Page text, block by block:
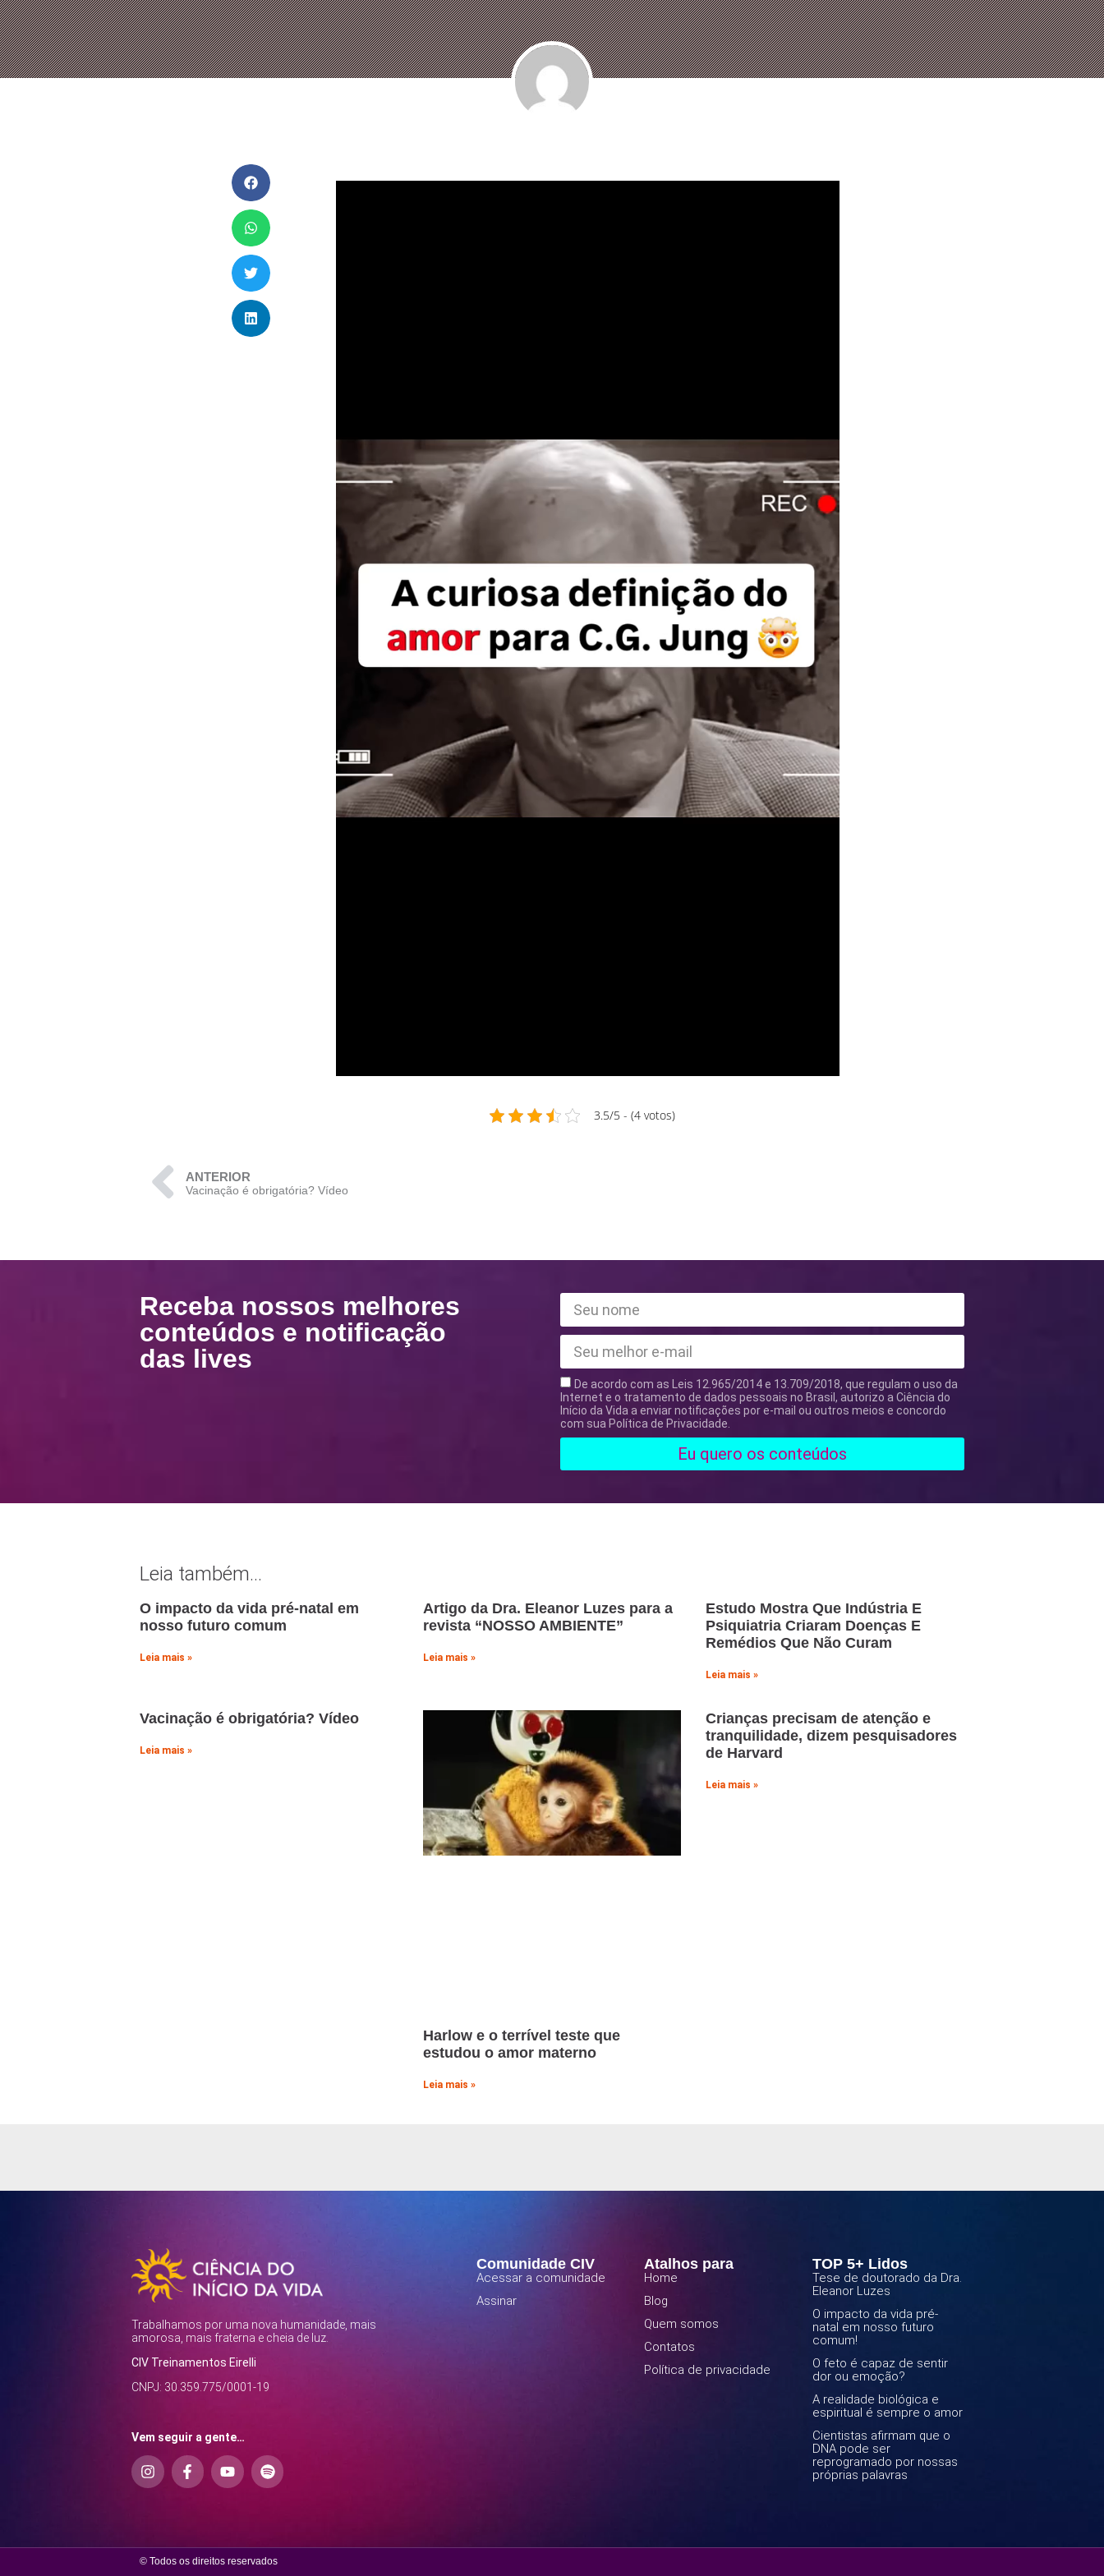
3.5/5 - (4 votos)
ANTERIOR
Vacinação é obrigatória? Vídeo
Receba nossos melhores
conteúdos e notificação
das lives
De acordo com as Leis 12.965/2014 e 13.709/2018, que regulam o uso da
Internet e o tratamento de dados pessoais no Brasil, autorizo a Ciência do
Início da Vida a enviar notificações por e-mail ou outros meios e concordo
com sua Política de Privacidade.
Eu quero os conteúdos
Leia também...
O impacto da vida pré-natal em
nosso futuro comum
Leia mais »
Artigo da Dra. Eleanor Luzes para a
revista “NOSSO AMBIENTE”
Leia mais »
Estudo Mostra Que Indústria E
Psiquiatria Criaram Doenças E
Remédios Que Não Curam
Leia mais »
Vacinação é obrigatória? Vídeo
Leia mais »
Harlow e o terrível teste que
estudou o amor materno
Leia mais »
Crianças precisam de atenção e
tranquilidade, dizem pesquisadores
de Harvard
Leia mais »
Trabalhamos por uma nova humanidade, mais
amorosa, mais fraterna e cheia de luz.
CIV Treinamentos Eirelli
CNPJ: 30.359.775/0001-19
Vem seguir a gente…
Comunidade CIV
Acessar a comunidade
Assinar
Atalhos para
Home
Blog
Quem somos
Contatos
Política de privacidade
TOP 5+ Lidos
Tese de doutorado da Dra.
Eleanor Luzes
O impacto da vida pré-
natal em nosso futuro
comum!
O feto é capaz de sentir
dor ou emoção?
A realidade biológica e
espiritual é sempre o amor
Cientistas afirmam que o
DNA pode ser
reprogramado por nossas
próprias palavras
© Todos os direitos reservados